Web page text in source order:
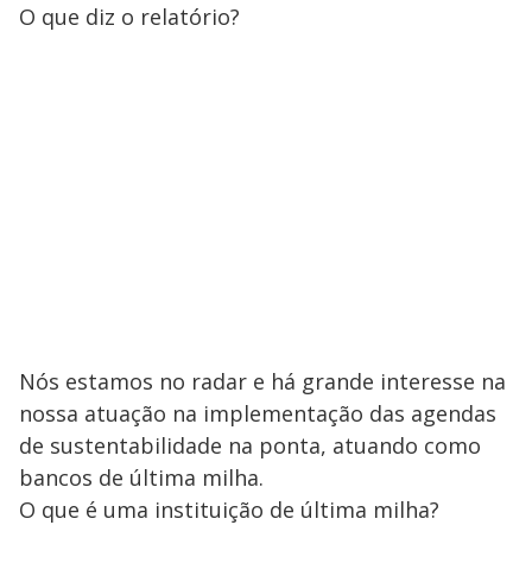
O que diz o relatório?
Nós estamos no radar e há grande interesse na
nossa atuação na implementação das agendas
de sustentabilidade na ponta, atuando como
bancos de última milha.
O que é uma instituição de última milha?